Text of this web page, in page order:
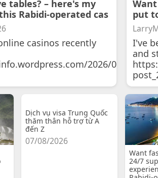
tables? – here's my
Rabidi-operated cas
casinos recently
2026/07/11/
put
I've
and
Dịch vụ visa Trung Quốc
thăm thân hỗ trợ từ A
đến Z
07/08/2026
Want
24/7